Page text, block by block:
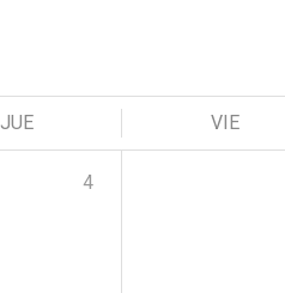
JUE VIE
4